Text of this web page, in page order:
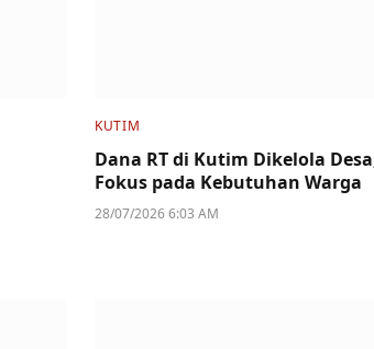
KUTIM
Dana RT di Kutim Dikelola
Fokus pada Kebutuhan Warga
28/07/2026 6:03 AM